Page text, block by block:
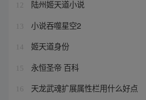
12 陆州姬天道小说
13 小说吞噬星空2
14 姬天道身份
15 永恒圣帝 百科
16 天龙武魂扩展属性栏用什么好点